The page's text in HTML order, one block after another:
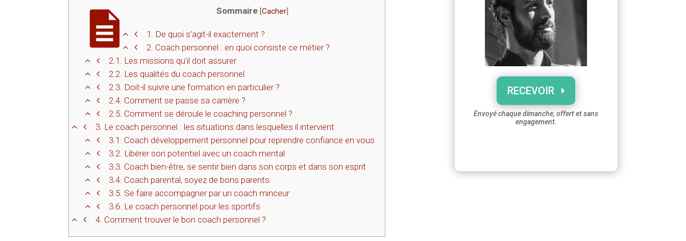
Sommaire [Cacher]
1.
De quoi s’agit-il exactement ?
2. Coach personnel : en quoi consiste ce métier ?
2.1.
Les missions qu’il doit assurer
2.2. Les qualités du coach personnel
2.3. Doit-il suivre une formation en particulier ?
2.4. Comment se passe sa carrière ?
2.5. Comment se déroule le coaching personnel ?
3. Le coach personnel : les situations dans lesquelles il intervient
3.1. Coach développement personnel pour reprendre confiance en vous
3.2. Libérer son potentiel avec un coach mental
3.3. Coach bien-être, se sentir bien dans son corps et dans son esprit
3.4. Coach parental, soyez de bons parents
3.5. Se faire accompagner par un coach minceur
3.6. Le coach personnel pour les sportifs
4. Comment trouver le bon coach personnel ?
RECEVOIR
Envoyé chaque dimanche, offert et sans
engagement.